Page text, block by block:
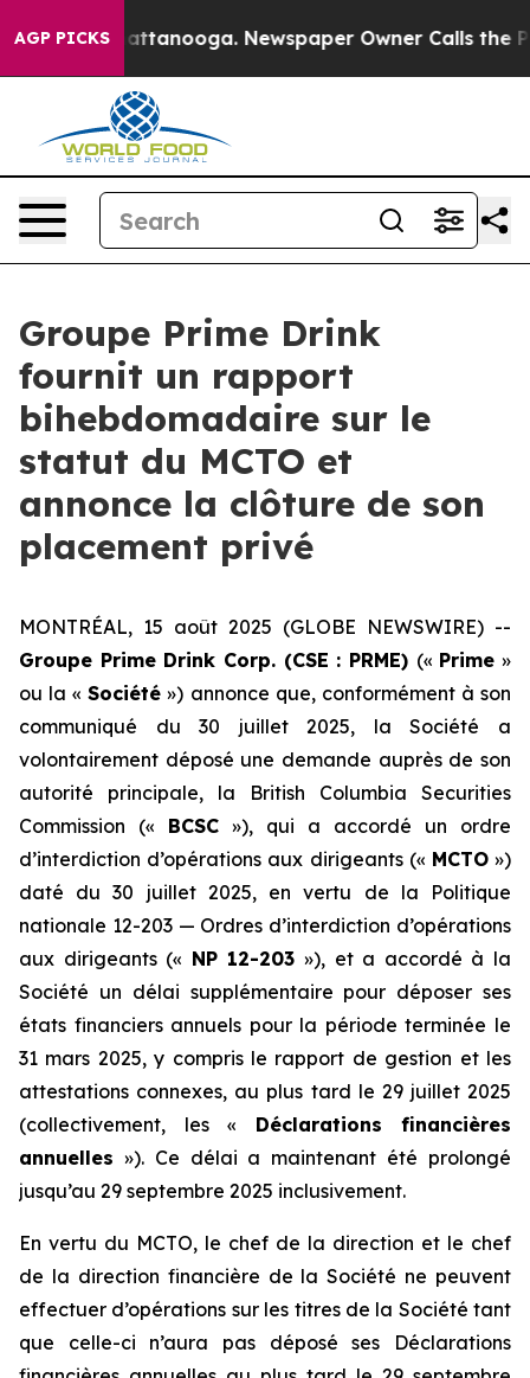
AGP PICKS
in Chattanooga. Newspaper Owner Calls the
Groupe Prime Drink
fournit un rapport
bihebdomadaire sur le
statut du MCTO et
annonce la clôture de son
placement privé
MONTRÉAL, 15 août 2025 (GLOBE NEWSWIRE) --
Groupe Prime Drink Corp. (CSE : PRME) (« Prime »
ou la «Société ») annonce que, conformément à son
communiqué du 30 juillet 2025, la Société a
volontairement déposé une demande auprès de son
autorité principale, la British Columbia Securities
Commission (« BCSC »), qui a accordé un ordre
d’interdiction d’opérations aux dirigeants (« MCTO»)
daté du 30 juillet 2025, en vertu de la Politique
nationale 12-203 — Ordres d’interdiction d’opérations
aux dirigeants (« NP 12-203 »), et a accordé à la
Société un délai supplémentaire pour déposer ses
états financiers annuels pour la période terminée le
31 mars 2025, y compris le rapport de gestion et les
attestations connexes, au plus tard le 29 juillet 2025
(collectivement, les « Déclarations financières
annuelles »). Ce délai a maintenant été prolongé
jusqu’au 29 septembre 2025 inclusivement.
En vertu du MCTO, le chef de la direction et le chef
de la direction financière de la Société ne peuvent
effectuer d’opérations sur les titres de la Société tant
que celle-ci n’aura pas déposé ses Déclarations